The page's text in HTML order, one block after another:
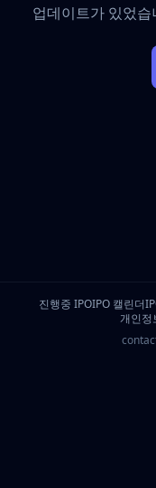
업데이트가 있었
진행중 IPOIPO 캘린더
개인정